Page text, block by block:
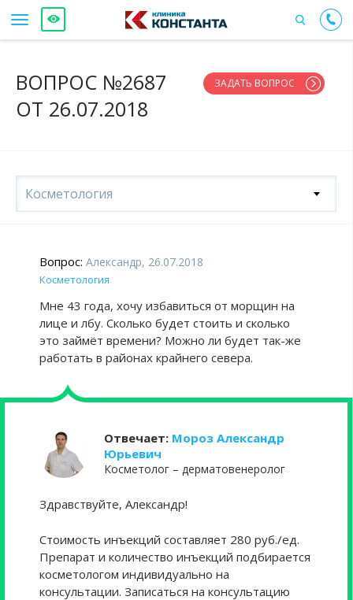
ВОПРОС №2687
ОТ 26.07.2018
ЗАДАТЬ ВОПРОС
Косметология
Вопрос: Александр, 26.07.2018
Косметология
Мне 43 года, хочу избавиться от морщин на
лице и лбу. Сколько будет стоить и сколько
это займёт времени? Можно ли будет так-же
работать в районах крайнего севера.
Отвечает: Мороз Александр
Юрьевич
Косметолог – дерматовенеролог
Здравствуйте, Александр!
Стоимость инъекций составляет 280 руб./ед.
Препарат и количество инъекций подбирается
косметологом индивидуально на
консультации. Записаться на консультацию